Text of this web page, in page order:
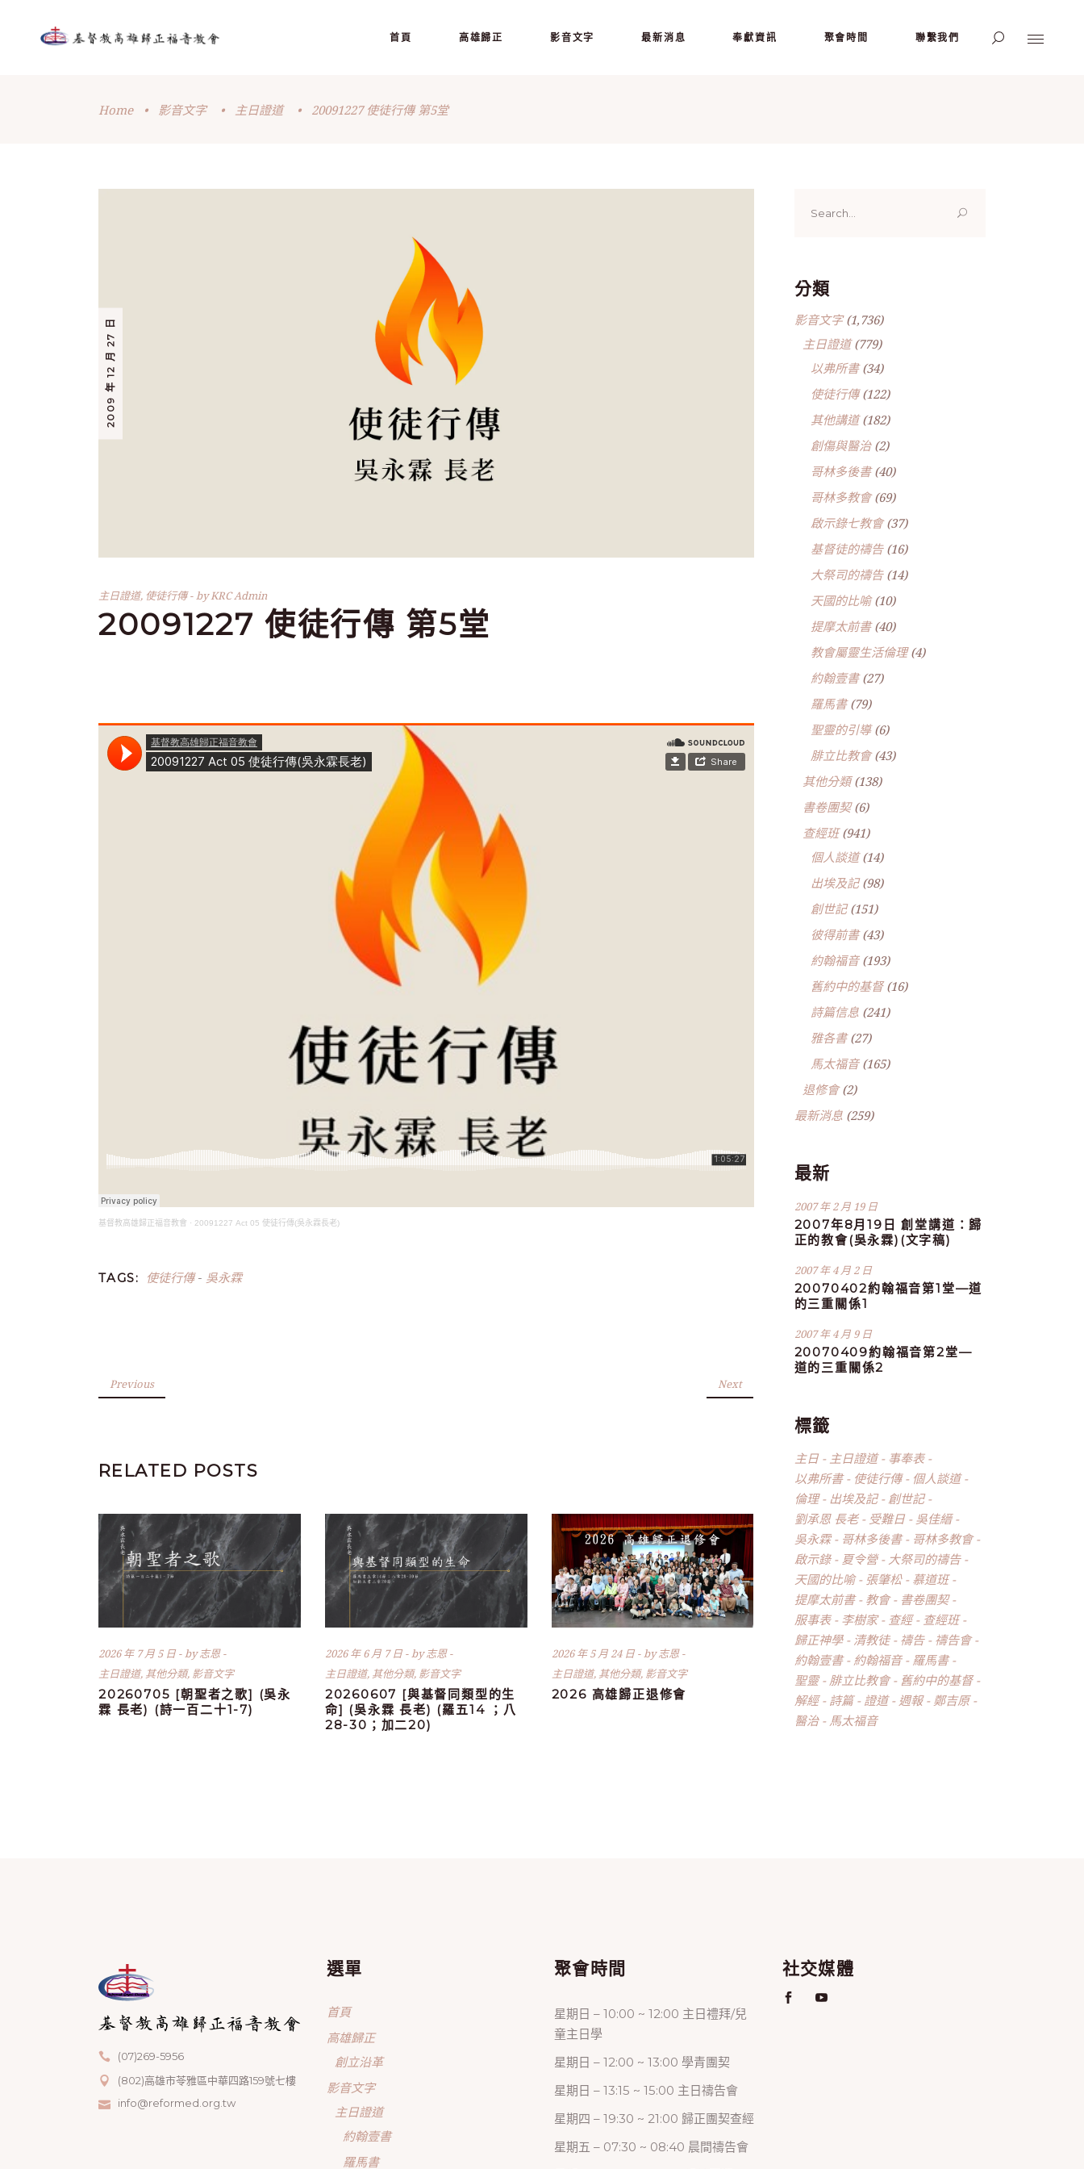
首頁 高雄歸正 影音文字 最新消息 奉獻資訊 聚會時間 聯繫我們
Home • 影音文字 • 主日證道 • 20091227 使徒行傳 第5堂
2009 年 12 月 27 日
主日證道, 使徒行傳 byKRC Admin
20091227 使徒行傳 第5堂
基督教高雄歸正福音教會 · 20091227 Act 05 使徒行傳(吳永霖長老)
TAGS: 使徒行傳- 吳永霖
Previous Next
RELATED POSTS
2026 年 7 月 5 日 by志恩
主日證道, 其他分類, 影音文字
20260705 [朝聖者之歌] (吳永
霖 長老) (詩一百二十1-7)
2026 年 6 月 7 日 by志恩
主日證道, 其他分類, 影音文字
20260607 [與基督同類型的生
命] (吳永霖 長老) (羅五14 ；八
28-30；加二20)
2026 年 5 月 24 日 by志恩
主日證道, 其他分類, 影音文字
2026 高雄歸正退修會
for:
分類
影音文字(1,736)
主日證道(779)
以弗所書(34)
使徒行傳(122)
其他講道(182)
創傷與醫治(2)
哥林多後書(40)
哥林多教會(69)
啟示錄七教會(37)
基督徒的禱告(16)
大祭司的禱告(14)
天國的比喻(10)
提摩太前書(40)
教會屬靈生活倫理(4)
約翰壹書(27)
羅馬書(79)
聖靈的引導(6)
腓立比教會(43)
其他分類(138)
書卷團契(6)
查經班(941)
個人談道(14)
出埃及記(98)
創世記(151)
彼得前書(43)
約翰福音(193)
舊約中的基督(16)
詩篇信息(241)
雅各書(27)
馬太福音(165)
退修會(2)
最新消息(259)
最新
2007 年 2 月 19 日
2007年8月19日 創堂講道：歸
正的教會(吳永霖)(文字稿)
2007 年 4 月 2 日
20070402約翰福音第1堂—道
的三重關係1
2007 年 4 月 9 日
20070409約翰福音第2堂—
道的三重關係2
標籤
主日 主日證道
事奉表
以弗所書
使徒行傳
個人談道
倫理
出埃及記
創世記
劉承恩 長老
受難日
吳佳縉
吳永霖
哥林多後書
哥林多教會
啟示錄
夏令營
大祭司的禱告
天國的比喻
張肇松
慕道班
提摩太前書
教會
書卷團契
服事表
李樹家 查經
查經班
歸正神學
清教徒 禱告
禱告會
約翰壹書
約翰福音
羅馬書
聖靈
腓立比教會
舊約中的基督
解經
詩篇 證道 週報
鄭吉原
醫治
馬太福音
(07)269-5956
(802)高雄市苓雅區中華四路159號七樓
info@reformed.org.tw
選單
首頁
高雄歸正
創立沿革
影音文字
主日證道
約翰壹書
羅馬書
聚會時間
星期日 – 10:00 ~ 12:00 主日禮拜/兒
童主日學
星期日 – 12:00 ~ 13:00 學青團契
星期日 – 13:15 ~ 15:00 主日禱告會
星期四 – 19:30 ~ 21:00 歸正團契查經
星期五 – 07:30 ~ 08:40 晨間禱告會
社交媒體